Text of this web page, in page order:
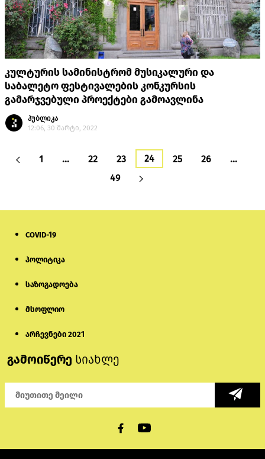
კულტურის სამინისტრომ მუსიკალური და
საბალეტო ფესტივალების კონკურსის
გამარჯვებული პროექტები გამოავლინა
პუბლიკა
12:06, 30 მარტი, 2022
1 … 22 23 24 25 26
…
49
COVID-19
პოლიტიკა
საზოგადოება
მსოფლიო
არჩევნები 2021
გამოიწერე სიახლე